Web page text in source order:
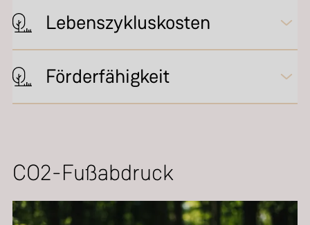
Lebenszykluskosten
Förderfähigkeit
CO2-Fußabdruck